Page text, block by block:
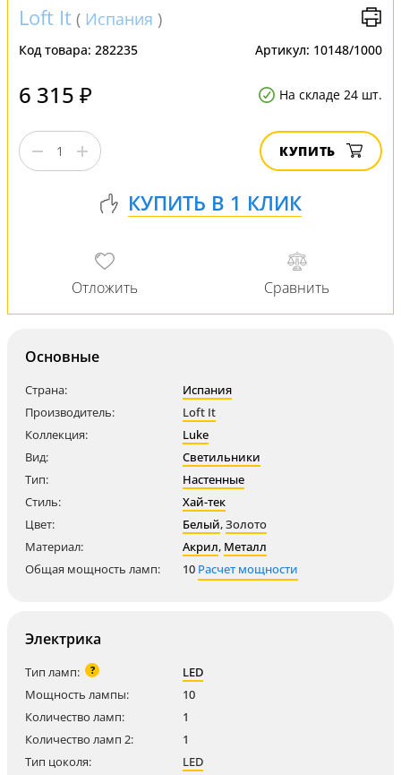
Loft It ( Испания )
Код товара: 282235 Артикул: 10148/1000
6 315 ₽ На складе 24 шт.
КУПИТЬ
Основные
Страна:
Испания
Производитель:
Loft It
Коллекция:
Luke
Вид:
Светильники
Тип:
Настенные
Стиль:
Хай-тек
Цвет:
Белый,Золото
Материал:
Акрил, Металл
Общая мощность ламп:
10 Расчет мощности
Электрика
Тип ламп: ?
LED
Мощность лампы:
10
Количество ламп:
1
Количество ламп 2:
1
Тип цоколя:
LED